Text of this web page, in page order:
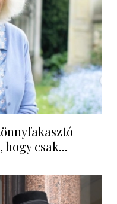
hogy csak...